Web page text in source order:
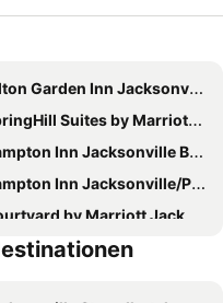
Garden Inn Jacksonville Ponte Vedra Sawgrass
Suites by Marriott Jacksonville Beach Oceanfront
Inn Jacksonville Beach/Oceanfront
Inn Jacksonville/Ponte Vedra Beach-Mayo Clinic Area
by Marriott Jacksonville I-295/East Beltway
Place Jacksonville St. Johns Town Center